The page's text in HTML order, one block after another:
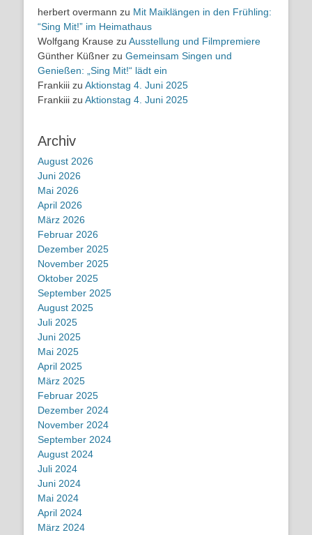
herbert overmann zu Mit Maiklängen in den Frühling:
“Sing Mit!” im Heimathaus
Wolfgang Krause zu Ausstellung und Filmpremiere
Günther Küßner zu Gemeinsam Singen und
Genießen: „Sing Mit!“ lädt ein
Frankiii zu Aktionstag 4. Juni 2025
Frankiii zu Aktionstag 4. Juni 2025
Archiv
August 2026
Juni 2026
Mai 2026
April 2026
März 2026
Februar 2026
Dezember 2025
November 2025
Oktober 2025
September 2025
August 2025
Juli 2025
Juni 2025
Mai 2025
April 2025
März 2025
Februar 2025
Dezember 2024
November 2024
September 2024
August 2024
Juli 2024
Juni 2024
Mai 2024
April 2024
März 2024